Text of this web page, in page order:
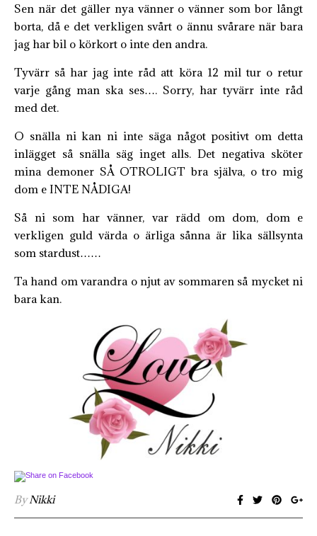
Sen när det gäller nya vänner o vänner som bor långt
borta, då e det verkligen svårt o ännu svårare när bara
jag har bil o körkort o inte den andra.
Tyvärr så har jag inte råd att köra 12 mil tur o retur
varje gång man ska ses…. Sorry, har tyvärr inte råd
med det.
O snälla ni kan ni inte säga något positivt om detta
inlägget så snälla säg inget alls. Det negativa sköter
mina demoner SÅ OTROLIGT bra själva, o tro mig
dom e INTE NÅDIGA!
Så ni som har vänner, var rädd om dom, dom e
verkligen guld värda o ärliga sånna är lika sällsynta
som stardust……
Ta hand om varandra o njut av sommaren så mycket ni
bara kan.
ByNikki